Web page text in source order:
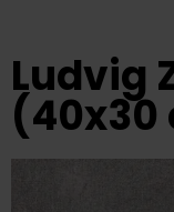
Ludvig
(40x30